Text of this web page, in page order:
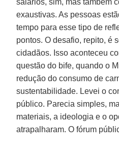
exaustivas. As pessoas
tempo para esse tipo de
pontos. O desafio, repito, é
cidadãos. Isso aconteceu
questão do bife, quando o
redução do consumo de
sustentabilidade. Levei o
público. Parecia simples,
materiais, a ideologia e o
atrapalharam. O fórum